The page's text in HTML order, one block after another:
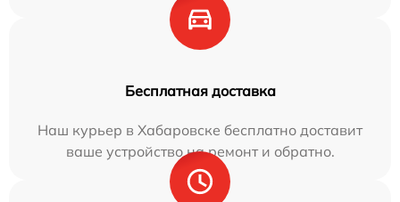
Бесплатная доставка
Наш курьер в Хабаровске бесплатно доставит
ваше устройство на ремонт и обратно.